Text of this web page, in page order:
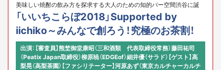
美味しい焼酎の飲み方を探求する大人のための知的バー空間渋谷に誕
生！
「いいちこらぼ2018」Supported by
iichiko～みんなで創ろう！究極のお茶割！
出演：【審査員】熊埜御堂康昭（三和酒類 代表取締役常務）藤田祐司
（Peatix Japan取締役）柳原暁（EDGEof）細井優（サラド）【ゲスト】高
梨晃（高梨茶園）【ファシリテーター】河原あず（東京カルチャーカルチ